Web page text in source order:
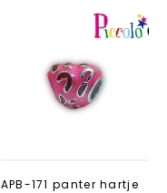
APB-171 panter hartje